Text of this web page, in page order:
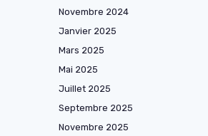
Novembre 2024
Janvier 2025
Mars 2025
Mai 2025
Juillet 2025
Septembre 2025
Novembre 2025